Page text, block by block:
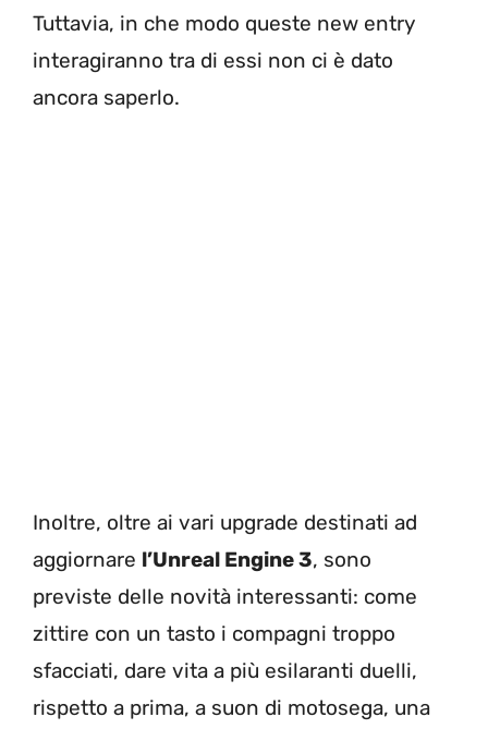
Tuttavia, in che modo queste new entry
interagiranno tra di essi non ci è dato
ancora saperlo.
Inoltre, oltre ai vari upgrade destinati ad
aggiornare l’Unreal Engine 3, sono
previste delle novità interessanti: come
zittire con un tasto i compagni troppo
sfacciati, dare vita a più esilaranti duelli,
rispetto a prima, a suon di motosega, una